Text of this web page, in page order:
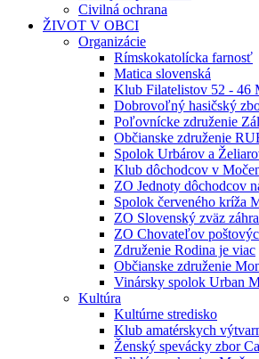
Civilná ochrana
ŽIVOT V OBCI
Organizácie
Rímskokatolícka farnosť
Matica slovenská
Klub Filatelistov 52 - 46
Dobrovoľný hasičský
Poľovnícke združenie
Občianske združenie
Spolok Urbárov a
Klub dôchodcov v
ZO Jednoty dôchodcov
Spolok červeného kríža
ZO Slovenský zväz
ZO Chovateľov
Združenie Rodina je viac
Občianske združenie
Vinársky spolok Urban
Kultúra
Kultúrne stredisko
Klub amatérskych
Ženský spevácky zbor